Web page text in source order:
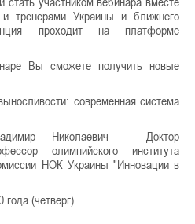
тренерами Украины и ближнего
проходит на платформе
Вы сможете получить новые
современная система
Николаевич - Доктор
олимпийского института
НОК Украины "Инновации в
(четверг).